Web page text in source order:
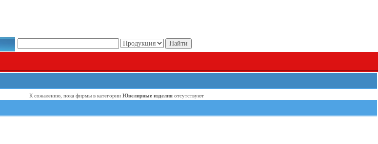
К сожалению, пока фирмы в категории Ювелирные изделия отсутствуют